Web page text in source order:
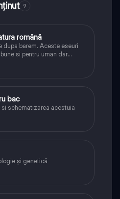
9
română
dupa barem. Aceste eseuri
si pentru uman dar
si caracrerizarile.
bac
schematizarea acestuia
și genetică